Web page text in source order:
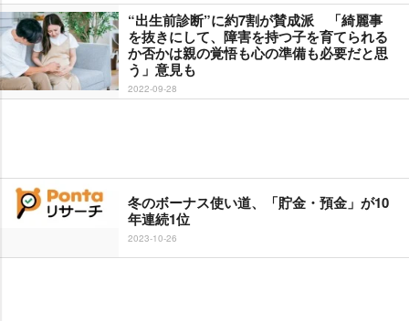
“出生前診断”に約7割が賛成派 「綺麗事
を抜きにして、障害を持つ子を育てられる
か否かは親の覚悟も心の準備も必要だと思
う」意見も
2022-09-28
冬のボーナス使い道、「貯金・預金」が10
年連続1位
2023-10-26